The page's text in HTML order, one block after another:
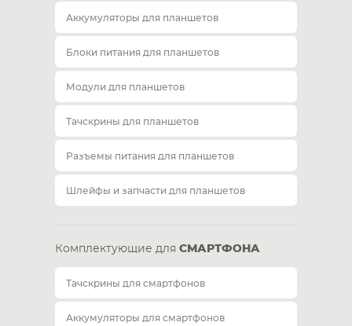
Аккумуляторы для планшетов
Блоки питания для планшетов
Модули для планшетов
Тачскрины для планшетов
Разъемы питания для планшетов
Шлейфы и запчасти для планшетов
Комплектующие для СМАРТФОНА
Тачскрины для смартфонов
Аккумуляторы для смартфонов